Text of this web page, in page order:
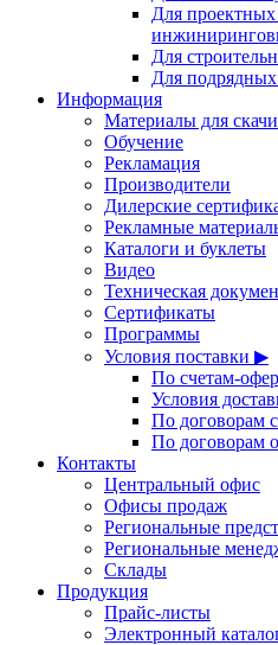
Для
Для
Для
Информация
Материалы для
Обучение
Рекламация
Производители
Дилерские
Рекламные
Каталоги и буклеты
Видео
Техническая
Сертификаты
Программы
Условия поставки ▶
По счетам-
Условия
По договорам
По договорам
Контакты
Центральный офис
Офисы продаж
Региональные
Региональные
Склады
Продукция
Прайс-листы
Электронный